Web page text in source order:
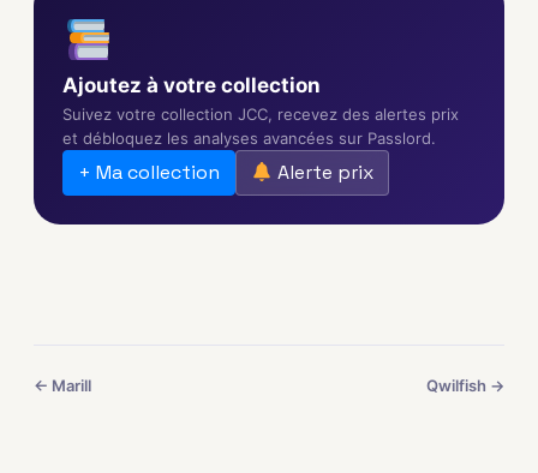
Ajoutez à votre collection
Suivez votre collection JCC, recevez des alertes prix
et débloquez les analyses avancées sur Passlord.
+ Ma collection Alerte prix
← Marill Qwilfish →